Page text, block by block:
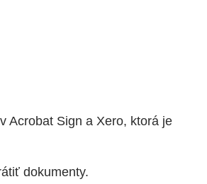
Acrobat Sign a Xero, ktorá je
dokumenty.